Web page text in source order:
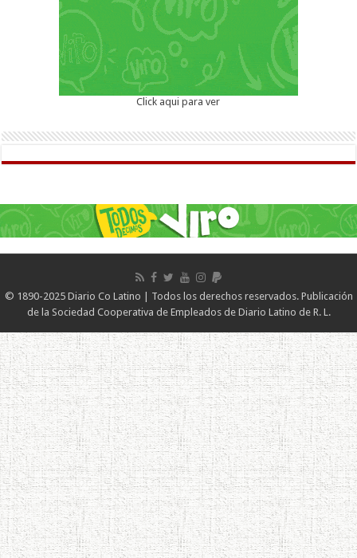
Click aqui para ver
© 1890-2025 Diario Co Latino | Todos los derechos reservados. Publicación
de la Sociedad Cooperativa de Empleados de Diario Latino de R. L.